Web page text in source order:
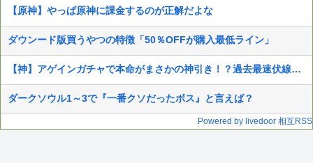
【原神】やっぱ原神に課金するのが正解だよな
ダウンード版買うやつの特徴「50％OFFが購入最低ライン」
【神】アゲインガチャで本命がまさかの神引き！？過去最速伏線回収に大興奮
ダークソウル1～3で『一番クソだったボス』と言えば？
Powered by livedoor 相互RSS